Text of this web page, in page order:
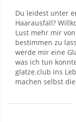
Du leidest unter
Haarausfall?
Lust mehr mir
bestimmen zu
werde mir eine
was ich tun
glatze.club ins
machen selbst